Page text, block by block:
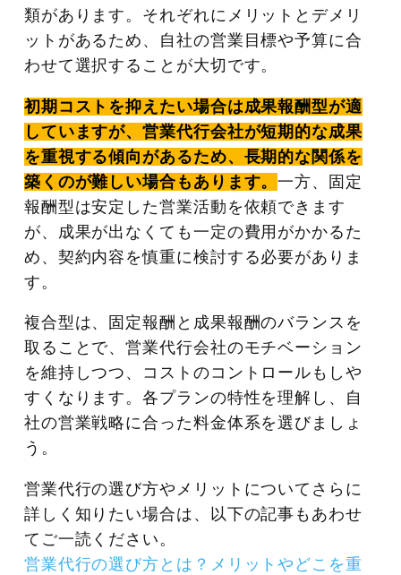
類があります。それぞれにメリットとデメリ
ットがあるため、自社の営業目標や予算に合
わせて選択することが大切です。
初期コストを抑えたい場合は成果報酬型が適
していますが、営業代行会社が短期的な成果
を重視する傾向があるため、長期的な関係を
築くのが難しい場合もあります。一方、固定
報酬型は安定した営業活動を依頼できます
が、成果が出なくても一定の費用がかかるた
め、契約内容を慎重に検討する必要がありま
す。
複合型は、固定報酬と成果報酬のバランスを
取ることで、営業代行会社のモチベーション
を維持しつつ、コストのコントロールもしや
すくなります。各プランの特性を理解し、自
社の営業戦略に合った料金体系を選びましょ
う。
営業代行の選び方やメリットについてさらに
詳しく知りたい場合は、以下の記事もあわせ
てご一読ください。
営業代行の選び方とは？メリットやどこを重